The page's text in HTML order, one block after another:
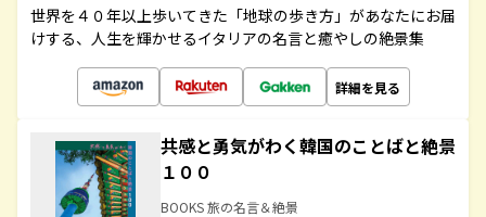
世界を４０年以上歩いてきた「地球の歩き方」があなたにお届
けする、人生を輝かせるイタリアの名言と癒やしの絶景集
詳細を見る
共感と勇気がわく韓国のことばと絶景
１００
BOOKS 旅の名言＆絶景